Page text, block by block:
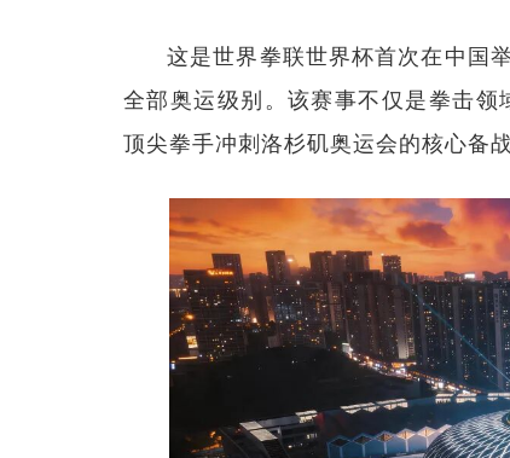
这是世界拳联世界杯首次在中国
全部奥运级别。该赛事不仅是拳击
顶尖拳手冲刺洛杉矶奥运会的核心备战